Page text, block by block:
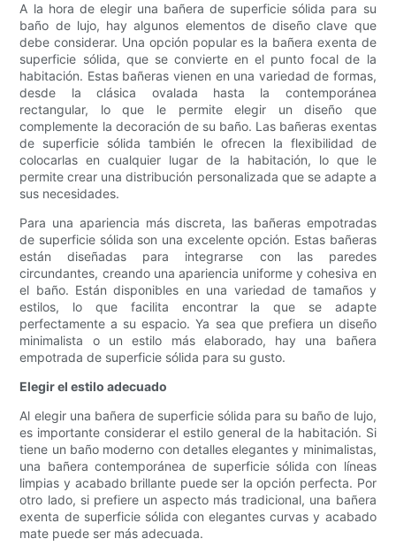
A la hora de elegir una bañera de superficie sólida para su
baño de lujo, hay algunos elementos de diseño clave que
debe considerar. Una opción popular es la bañera exenta de
superficie sólida, que se convierte en el punto focal de la
habitación. Estas bañeras vienen en una variedad de formas,
desde la clásica ovalada hasta la contemporánea
rectangular, lo que le permite elegir un diseño que
complemente la decoración de su baño. Las bañeras exentas
de superficie sólida también le ofrecen la flexibilidad de
colocarlas en cualquier lugar de la habitación, lo que le
permite crear una distribución personalizada que se adapte a
sus necesidades.
Para una apariencia más discreta, las bañeras empotradas
de superficie sólida son una excelente opción. Estas bañeras
están diseñadas para integrarse con las paredes
circundantes, creando una apariencia uniforme y cohesiva en
el baño. Están disponibles en una variedad de tamaños y
estilos, lo que facilita encontrar la que se adapte
perfectamente a su espacio. Ya sea que prefiera un diseño
minimalista o un estilo más elaborado, hay una bañera
empotrada de superficie sólida para su gusto.
Elegir el estilo adecuado
Al elegir una bañera de superficie sólida para su baño de lujo,
es importante considerar el estilo general de la habitación. Si
tiene un baño moderno con detalles elegantes y minimalistas,
una bañera contemporánea de superficie sólida con líneas
limpias y acabado brillante puede ser la opción perfecta. Por
otro lado, si prefiere un aspecto más tradicional, una bañera
exenta de superficie sólida con elegantes curvas y acabado
mate puede ser más adecuada.